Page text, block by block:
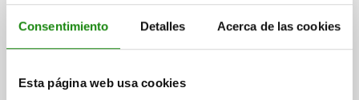
Consentimiento Detalles Acerca de las cookies
Esta página web usa cookies